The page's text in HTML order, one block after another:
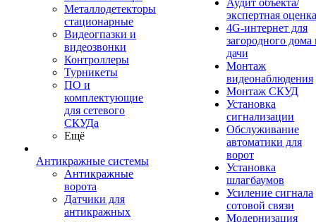
Металлодетекторы
стационарные
Видеогпазки и
видеозвонки
Контроллеры
Турникеты
ПО и
комплектующие
для сетевого
СКУДа
Ещё
Антикражные системы
Антикражные
ворота
Датчики для
антикражных
Аудит объекта/
экспертная оценка
4G-интернет для
загородного дома
дачи
Монтаж
видеонаблюдения
Монтаж СКУД
Установка
сигнализации
Обслуживание
автоматики для
ворот
Установка
шлагбаумов
Усиление сигнала
сотовой связи
Модернизация